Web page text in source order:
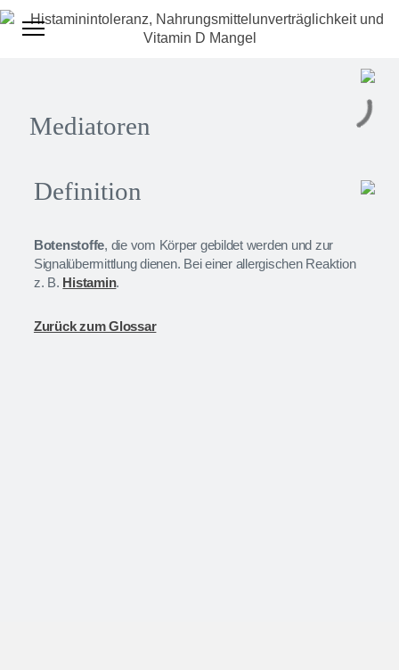
Mediatoren
Definition
Botenstoffe, die vom Körper gebildet werden und zur
Signalübermittlung dienen. Bei einer allergischen Reaktion
z. B. Histamin.
Zurück zum Glossar